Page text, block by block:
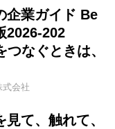
企業ガイド Be
2026-202
つなぐときは、
式会社
て、触れて、